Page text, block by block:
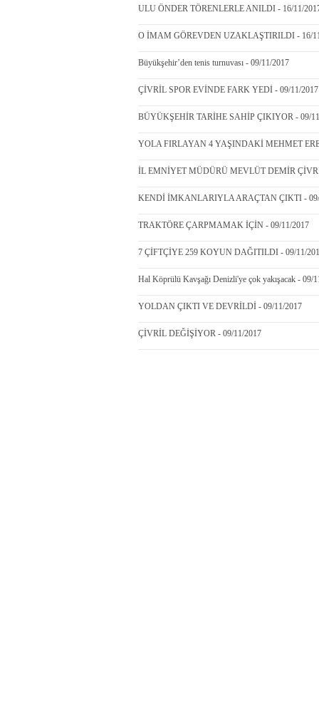
ULU ÖNDER TÖRENLERLE ANILDI - 16/11/
O İMAM GÖREVDEN UZAKLAŞTIRILDI - 16/
Büyükşehir’den tenis turnuvası - 09/11/2017
ÇİVRİL SPOR EVİNDE FARK YEDİ - 09/11/2017
BÜYÜKŞEHİR TARİHE SAHİP ÇIKIYOR - 09/
YOLA FIRLAYAN 4 YAŞINDAKİ MEHMET
İL EMNİYET MÜDÜRÜ MEVLÜT DEMİR
KENDİ İMKANLARIYLA ARAÇTAN ÇIKTI - 09/
TRAKTÖRE ÇARPMAMAK İÇİN - 09/11/2017
7 ÇİFTÇİYE 259 KOYUN DAĞITILDI - 09/11/
Hal Köprülü Kavşağı Denizli'ye çok yakışacak - 09/
YOLDAN ÇIKTI VE DEVRİLDİ - 09/11/2017
ÇİVRİL DEĞİŞİYOR - 09/11/2017